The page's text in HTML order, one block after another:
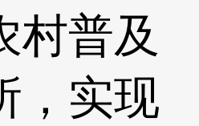
村普及
，实现